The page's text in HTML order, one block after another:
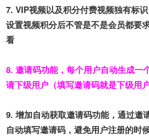
7. VIP视频以及积分付费视频独有标
设置视频积分后不管是不是会员都要
看
8. 邀请码功能，每个用户自动生成一
请下级用户（填写邀请码就是下级用户
9. 增加自动获取邀请码功能，通过邀
自动填写邀请码，避免用户注册的时